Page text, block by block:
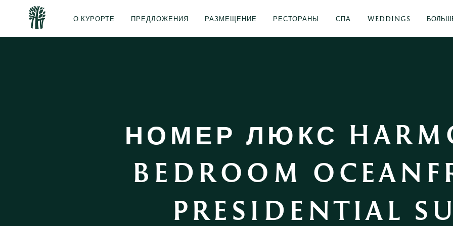
О КУРОРТЕ ПРЕДЛОЖЕНИЯ РАЗМЕЩЕНИЕ РЕСТОРАНЫ СПА WEDDINGS
НОМЕР ЛЮКС
BEDROOM
PRESIDENTIAL